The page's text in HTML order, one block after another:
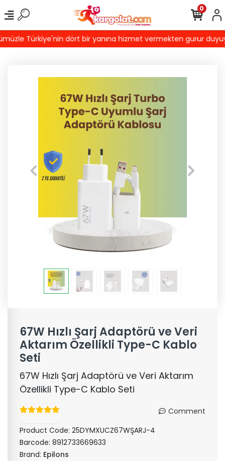
Türkiye'nin dört bir yanına hizmet vermekten gurur
0
67W Hızlı Şarj Adaptörü ve Veri
Aktarım Özellikli Type-C Kablo
Seti
67W Hızlı Şarj Adaptörü ve Veri Aktarım
Özellikli Type-C Kablo Seti
Comment
Product Code: 25DYMXUCZ67WŞARJ-4
Barcode: 8912733669633
Brand: Epilons